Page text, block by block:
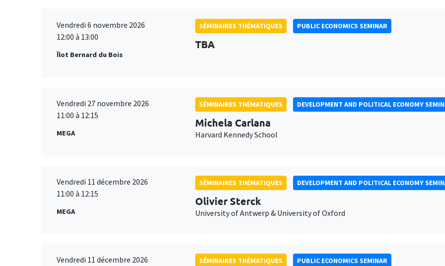
Vendredi 6 novembre 2026
12:00 à 13:00
Îlot Bernard du Bois
SÉMINAIRES THÉMATIQUES PUBLIC ECONOMICS SEMINAR
TBA
Vendredi 27 novembre 2026
11:00 à 12:15
MEGA
SÉMINAIRES THÉMATIQUES DEVELOPMENT AND POLITICAL ECONOMY
Michela Carlana
Harvard Kennedy School
Vendredi 11 décembre 2026
11:00 à 12:15
MEGA
SÉMINAIRES THÉMATIQUES DEVELOPMENT AND POLITICAL ECONOMY
Olivier Sterck
University of Antwerp & University of Oxford
Vendredi 11 décembre 2026
SÉMINAIRES THÉMATIQUES PUBLIC ECONOMICS SEMINAR